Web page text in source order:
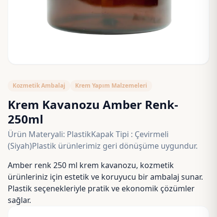
Kozmetik Ambalaj Krem Yapım Malzemeleri
Krem Kavanozu Amber Renk-
250ml
Ürün Materyali: PlastikKapak Tipi : Çevirmeli
(Siyah)Plastik ürünlerimiz geri dönüşüme uygundur.
Amber renk 250 ml krem kavanozu, kozmetik
ürünleriniz için estetik ve koruyucu bir ambalaj sunar.
Plastik seçenekleriyle pratik ve ekonomik çözümler
sağlar.